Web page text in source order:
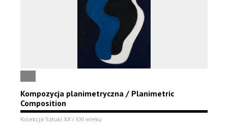
Kompozycja planimetryczna / Planimetric
Composition
Kolekcja Sztuki XX i XXI wieku